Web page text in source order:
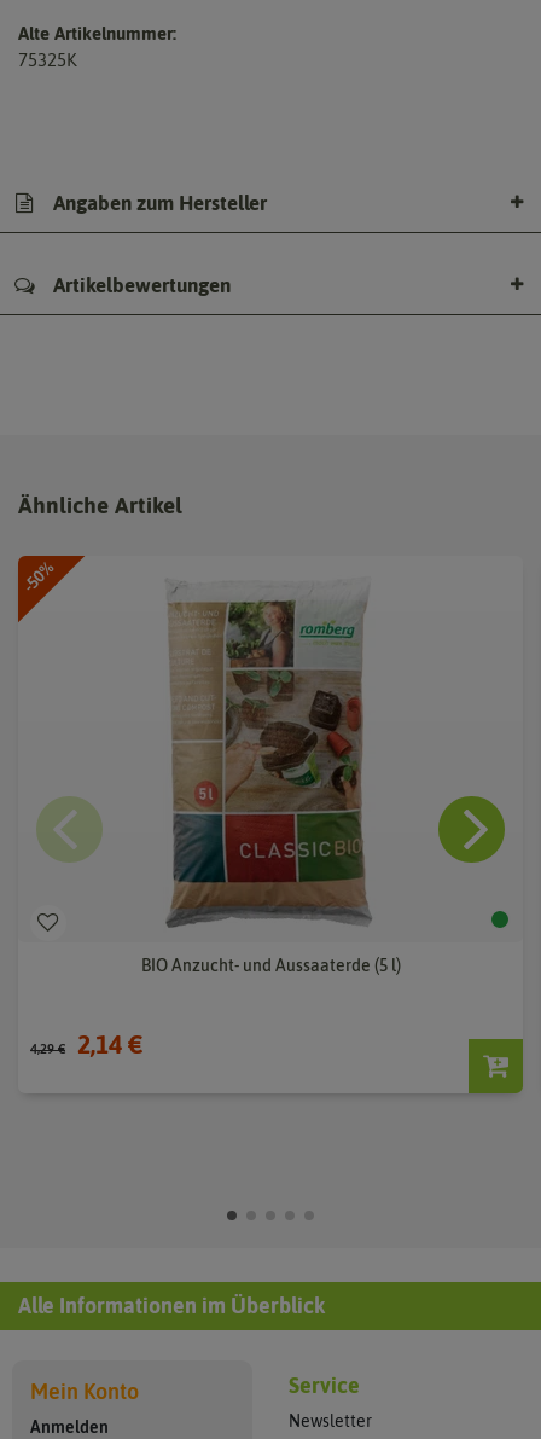
Alte Artikelnummer:
75325K
Angaben zum Hersteller
Artikelbewertungen
Ähnliche Artikel
-50%
BIO Anzucht- und Aussaaterde (5 l)
4,29 € 2,14 €
Alle Informationen im Überblick
Mein Konto
Anmelden
Service
Newsletter